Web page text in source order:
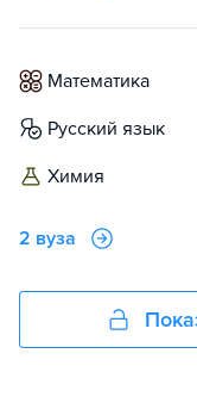
математика
русский язык
химия
2 вуза